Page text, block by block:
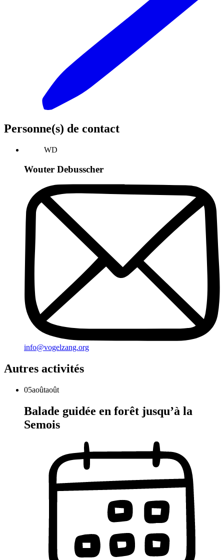
Personne(s) de contact
WD
Wouter Debusscher
info@vogelzang.org
Autres activités
05aoûtaoût
Balade guidée en forêt jusqu’à la
Semois